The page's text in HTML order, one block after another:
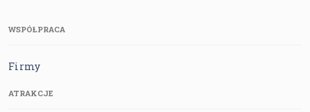
WSPÓŁPRACA
Firmy
ATRAKCJE